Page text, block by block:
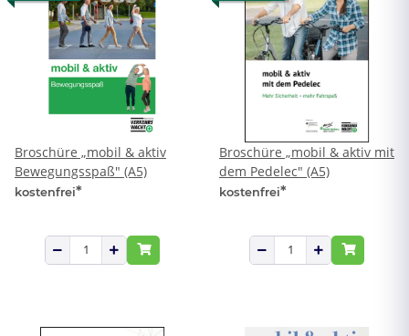
Broschüre „mobil & aktiv
Bewegungsspaß" (A5)
kostenfrei*
Broschüre „mobil & aktiv mit
dem Pedelec" (A5)
kostenfrei*